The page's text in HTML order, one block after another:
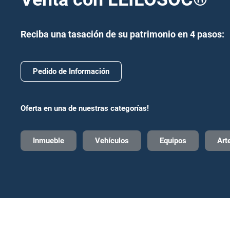
Reciba una tasación de su patrimonio en 4 pasos:
Pedido de Información
Oferta en una de nuestras categorías!
Inmueble Vehículos Equipos